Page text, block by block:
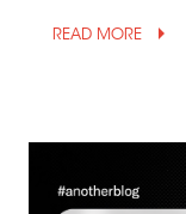
READ MORE arrow_drop_up